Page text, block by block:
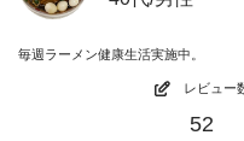
毎週ラーメン健康生活実施中。
レビュー
52